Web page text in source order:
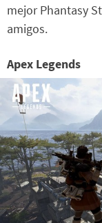
mejor Phantasy
amigos.
Apex Legends